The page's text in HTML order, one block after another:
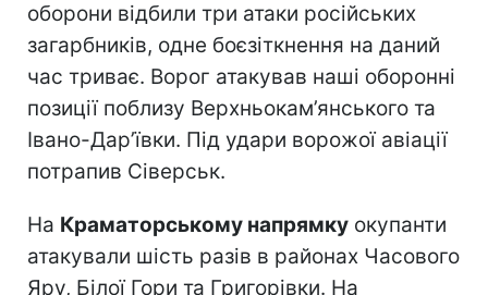
оборони відбили три атаки російських
загарбників, одне боєзіткнення на даний
час триває. Ворог атакував наші оборонні
позиції поблизу Верхньокам’янського та
Івано-Дар’ївки. Під удари ворожої авіації
потрапив Сіверськ.
На Краматорському напрямку окупанти
атакували шість разів в районах Часового
Яру, Білої Гори та Григорівки. На